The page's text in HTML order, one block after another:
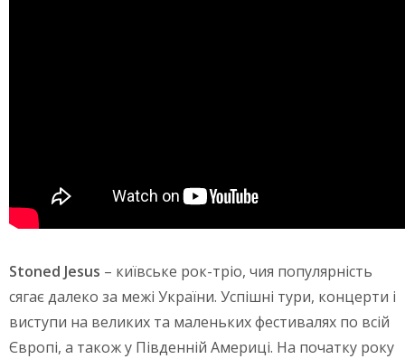
Stoned Jesus – київське рок-тріо, чия популярність
сягає далеко за межі України. Успішні тури, концерти і
виступи на великих та маленьких фестивалях по всій
Європі, а також у Південній Америці. На початку року